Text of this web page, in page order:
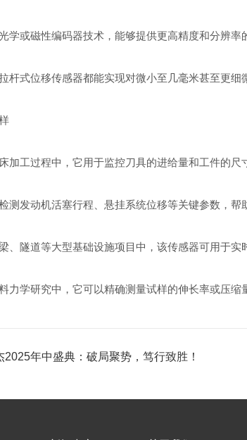
或磁性编码器技术，能够提供更高精度和分辨率
式位移传感器都能实现对微小至几毫米甚至更细
工过程中，它用于监控刀具的进给量和工件的尺
发动机活塞行程、悬挂系统位移等关键参数，帮
隧道等大型基础设施项目中，该传感器可用于实
学研究中，它可以精确测量试样的伸长率或压缩
2025年中盛典：破局聚势，笃行致胜！